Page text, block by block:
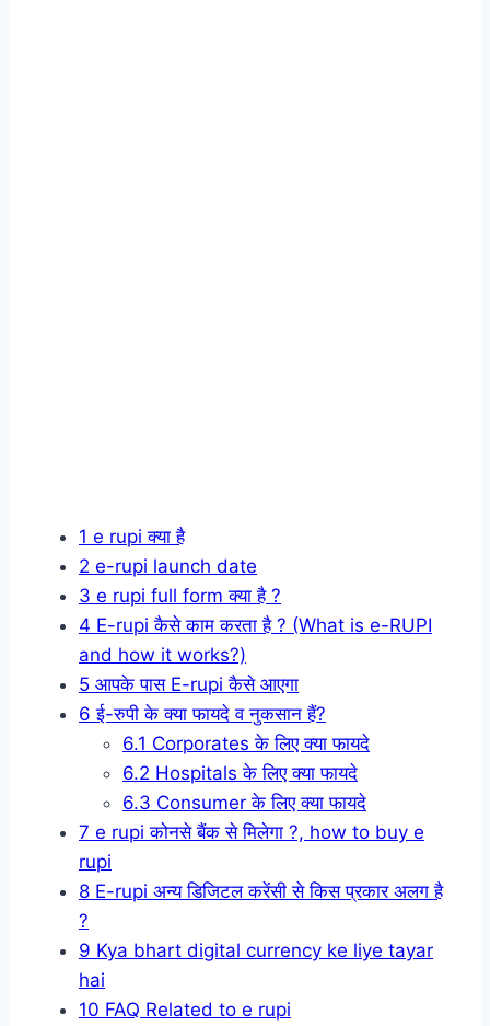
1 e rupi क्या है
2 e-rupi launch date
3 e rupi full form क्या है ?
4 E-rupi कैसे काम करता है ? (What is e-RUPI
and how it works?)
5 आपके पास E-rupi कैसे आएगा
6 ई-रुपी के क्या फायदे व नुकसान हैं?
6.1 Corporates के लिए क्या फायदे
6.2 Hospitals के लिए क्या फायदे
6.3 Consumer के लिए क्या फायदे
7 e rupi कोनसे बैंक से मिलेगा ?, how to buy e
rupi
8 E-rupi अन्य डिजिटल करेंसी से किस प्रकार अलग है
?
9 Kya bhart digital currency ke liye tayar
hai
10 FAQ Related to e rupi